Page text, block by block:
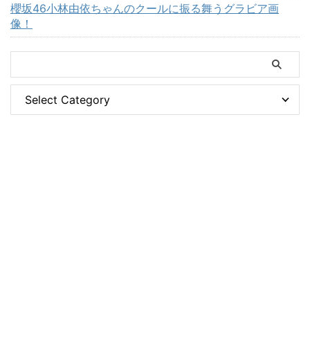
櫻坂46小林由依ちゃんのクールに振る舞うグラビア画
像！